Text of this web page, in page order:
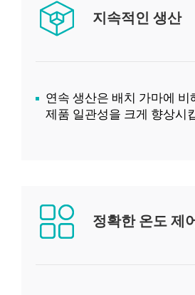
지속적인 생산
연속 생산은 배치 가마에 비
제품 일관성을 크게 향상시
정확한 온도 제